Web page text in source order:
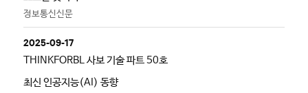
정보통신신문
2025-09-17
THINKFORBL 사보 기술 파트 50호
최신 인공지능(AI) 동향